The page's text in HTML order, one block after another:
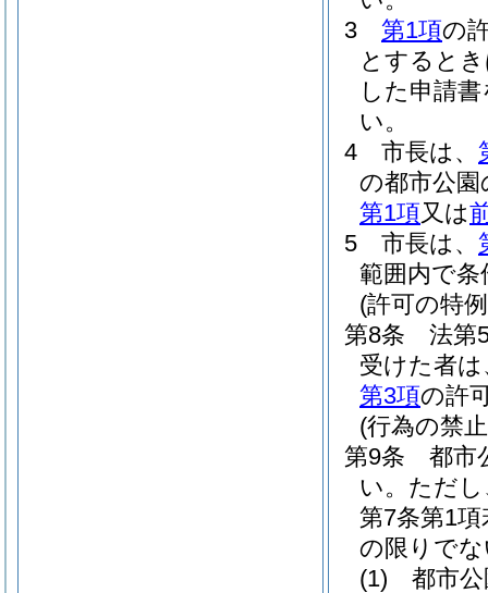
3
第1項の
とすると
した申請
い。
4
市長は、
の都市公
第1項又は
5
市長は、
範囲内で
(許可の特
第8条
法第
受けた者
第3項の許
(行為の禁
第9条
都市
い。 ただ
第7条第1
の限りで
(1)
都市